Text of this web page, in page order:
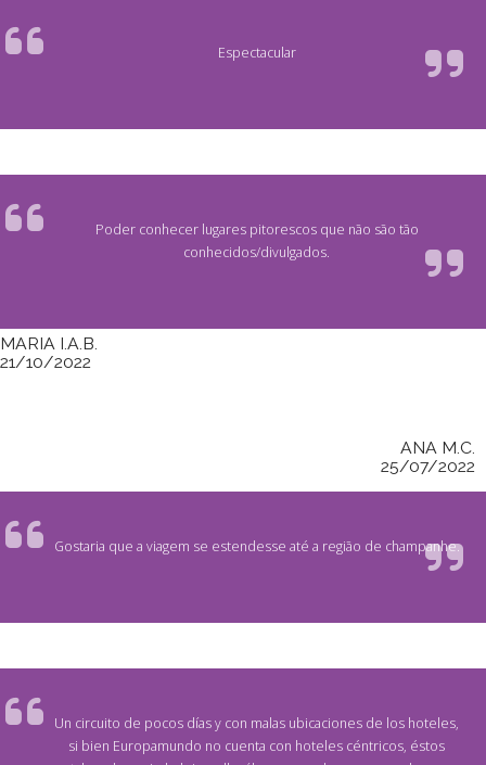
Espectacular
Poder conhecer lugares pitorescos que não são tão
conhecidos/divulgados.
MARIA I.A.B.
21/10/2022
ANA M.C.
25/07/2022
Gostaria que a viagem se estendesse até a região de champanhe.
Un circuito de pocos días y con malas ubicaciones de los hoteles,
si bien Europamundo no cuenta con hoteles céntricos, éstos